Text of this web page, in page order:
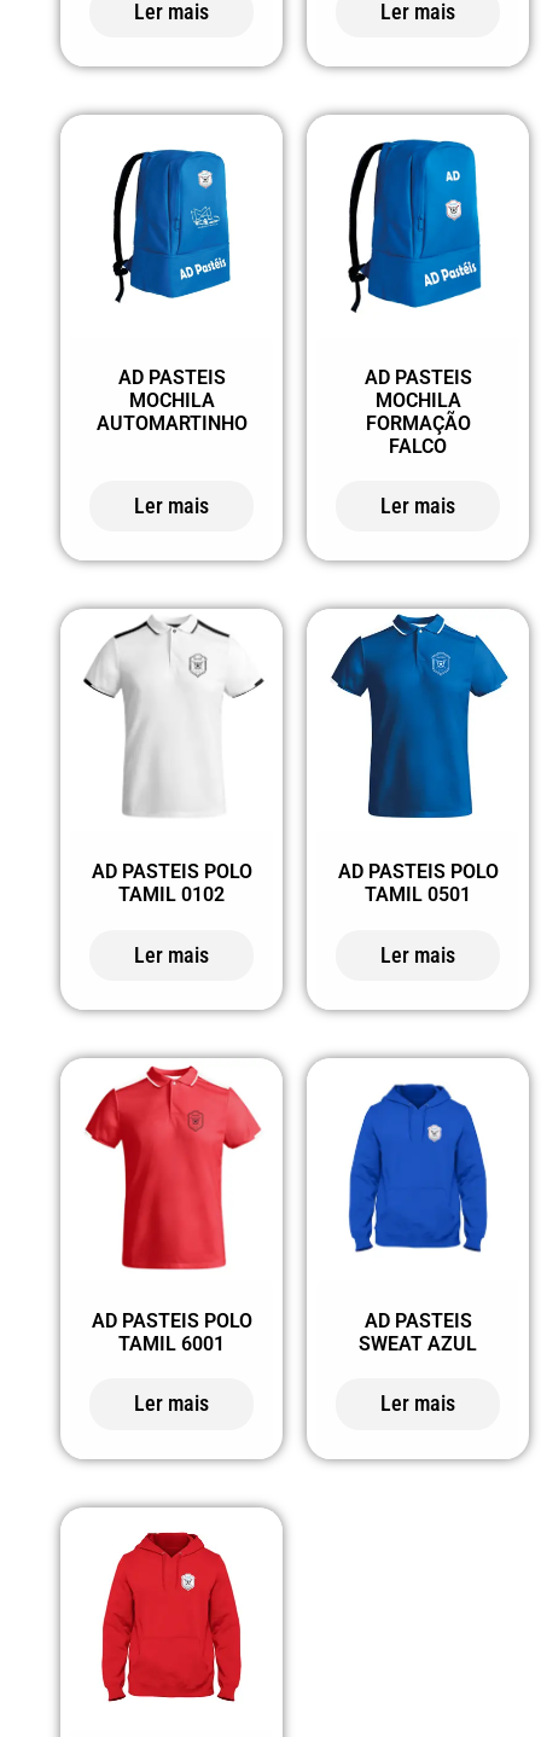
Ler mais Ler mais
AD PASTEIS
MOCHILA
AUTOMARTINHO
Ler mais
AD PASTEIS
MOCHILA
FORMAÇÃO
FALCO
Ler mais
AD PASTEIS POLO
TAMIL 0102
Ler mais
AD PASTEIS POLO
TAMIL 0501
Ler mais
AD PASTEIS POLO
TAMIL 6001
Ler mais
AD PASTEIS
SWEAT AZUL
Ler mais